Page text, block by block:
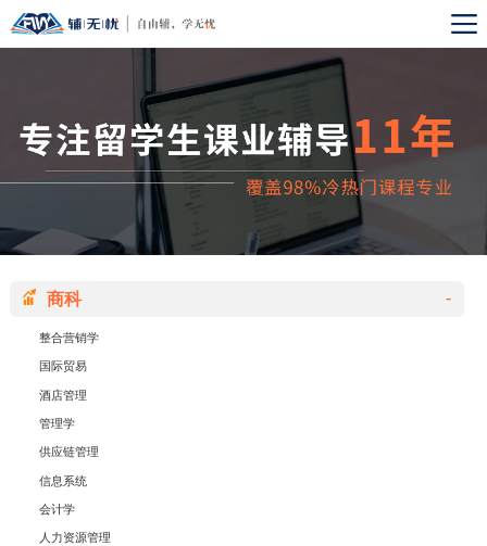
商科 -
整合营销学
国际贸易
酒店管理
管理学
供应链管理
信息系统
会计学
人力资源管理